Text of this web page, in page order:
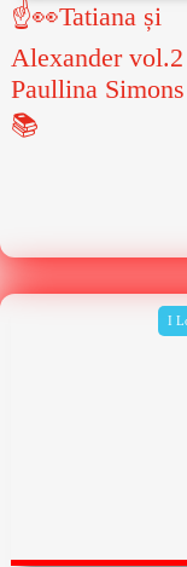
☝👀Tatiana și
Alexander vol.2
Paullina
📚
I